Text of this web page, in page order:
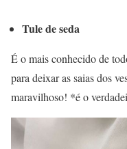
Tule de seda
É o mais conhecido de
para deixar as saias dos
maravilhoso! *é o